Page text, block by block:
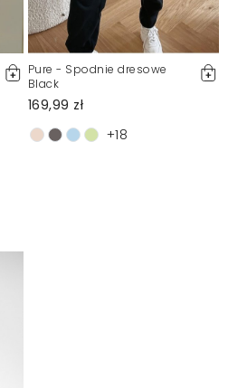
Pure - Spodnie dresowe
Black
169,99 zł
+18